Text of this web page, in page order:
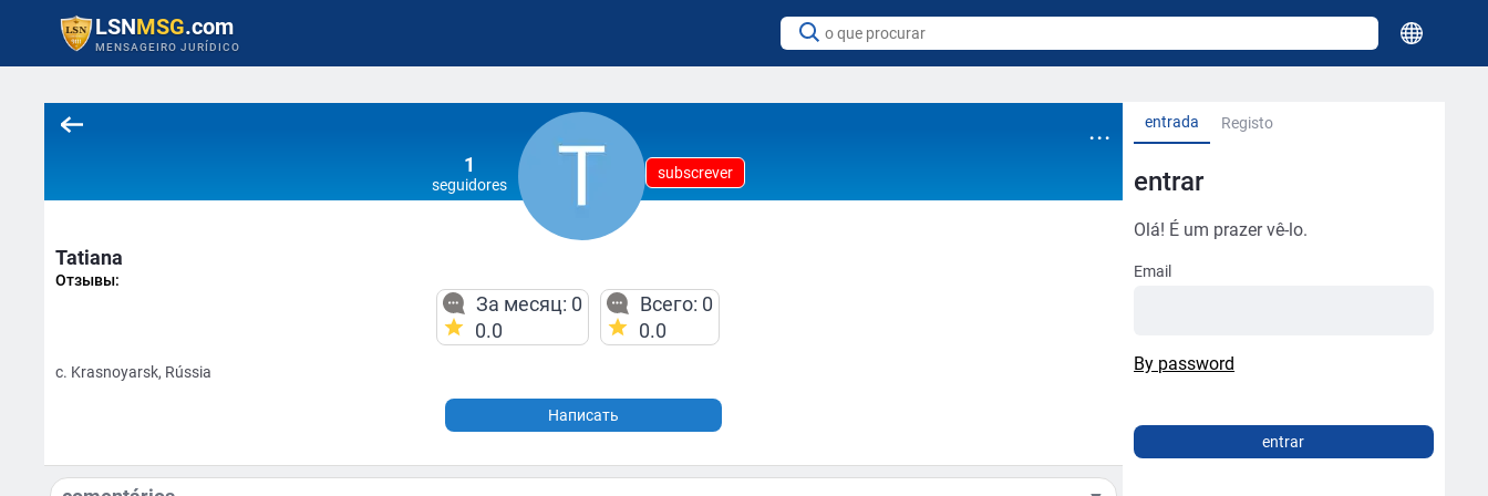
LSNMSG.com
MENSAGEIRO JURÍDICO
entrada Registo
entrar
Olá! É um prazer vê-lo.
Email
By password
1
seguidores
subscrever
...
Tatiana
Отзывы:
За месяц: 0
0.0
Всего: 0
0.0
c. Krasnoyarsk, Rússia
Написать